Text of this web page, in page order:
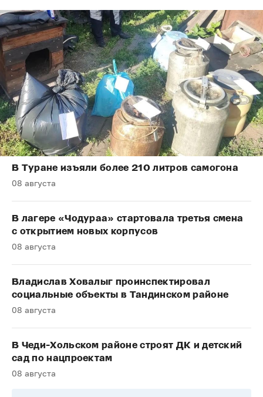
В Туране изъяли более 210 литров самогона
08 августа
В лагере «Чодураа» стартовала третья смена
с открытием новых корпусов
08 августа
Владислав Ховалыг проинспектировал
социальные объекты в Тандинском районе
08 августа
В Чеди-Хольском районе строят ДК и детский
сад по нацпроектам
08 августа